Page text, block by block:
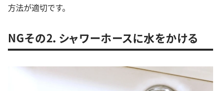
方法が適切です。
NGその2．シャワーホースに水をかける